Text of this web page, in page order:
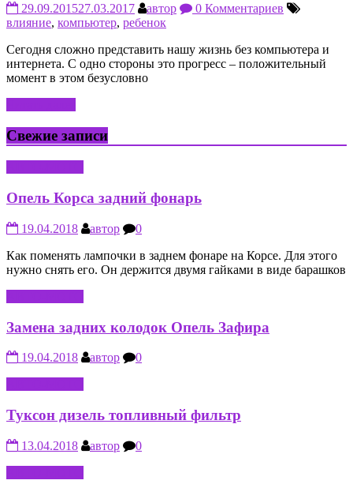
29.09.201527.03.2017 автор
0 Комментариев
влияние, компьютер, ребенок
Сегодня сложно представить нашу жизнь без компьютера и
интернета. С одно стороны это прогресс – положительный
момент в этом безусловно
Свежие записи
Опель Корса задний фонарь
19.04.2018 автор
0
Как поменять лампочки в заднем фонаре на Корсе. Для этого
нужно снять его. Он держится двумя гайками в виде барашков
Замена задних колодок Опель Зафира
19.04.2018 автор
0
Туксон дизель топливный фильтр
13.04.2018 автор
0